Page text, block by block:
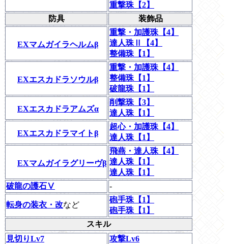
重撃珠【2】
防具
装飾品
EXマムガイラヘルムβ
重撃・加護珠【4】
達人珠Ⅱ【4】
整備珠【1】
EXエスカドラソウルβ
重撃・加護珠【4】
整備珠【1】
破龍珠【1】
EXエスカドラアムズα
削撃珠【3】
達人珠【1】
EXエスカドラマイトβ
超心・加護珠【4】
達人珠【1】
EXマムガイラグリーヴβ
飛燕・達人珠【4】
達人珠【1】
達人珠【1】
破龍の護石Ⅴ
-
転身の装衣・改など
砲手珠【1】
砲手珠【1】
スキル
見切りLv7
攻撃Lv6